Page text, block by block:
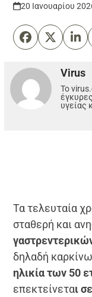
20 Ιανουαρίου
Virus
Το
υγείας
Τα τελευταία
σταθερή και
δηλαδή
ηλικία των 50
επεκτείνεται